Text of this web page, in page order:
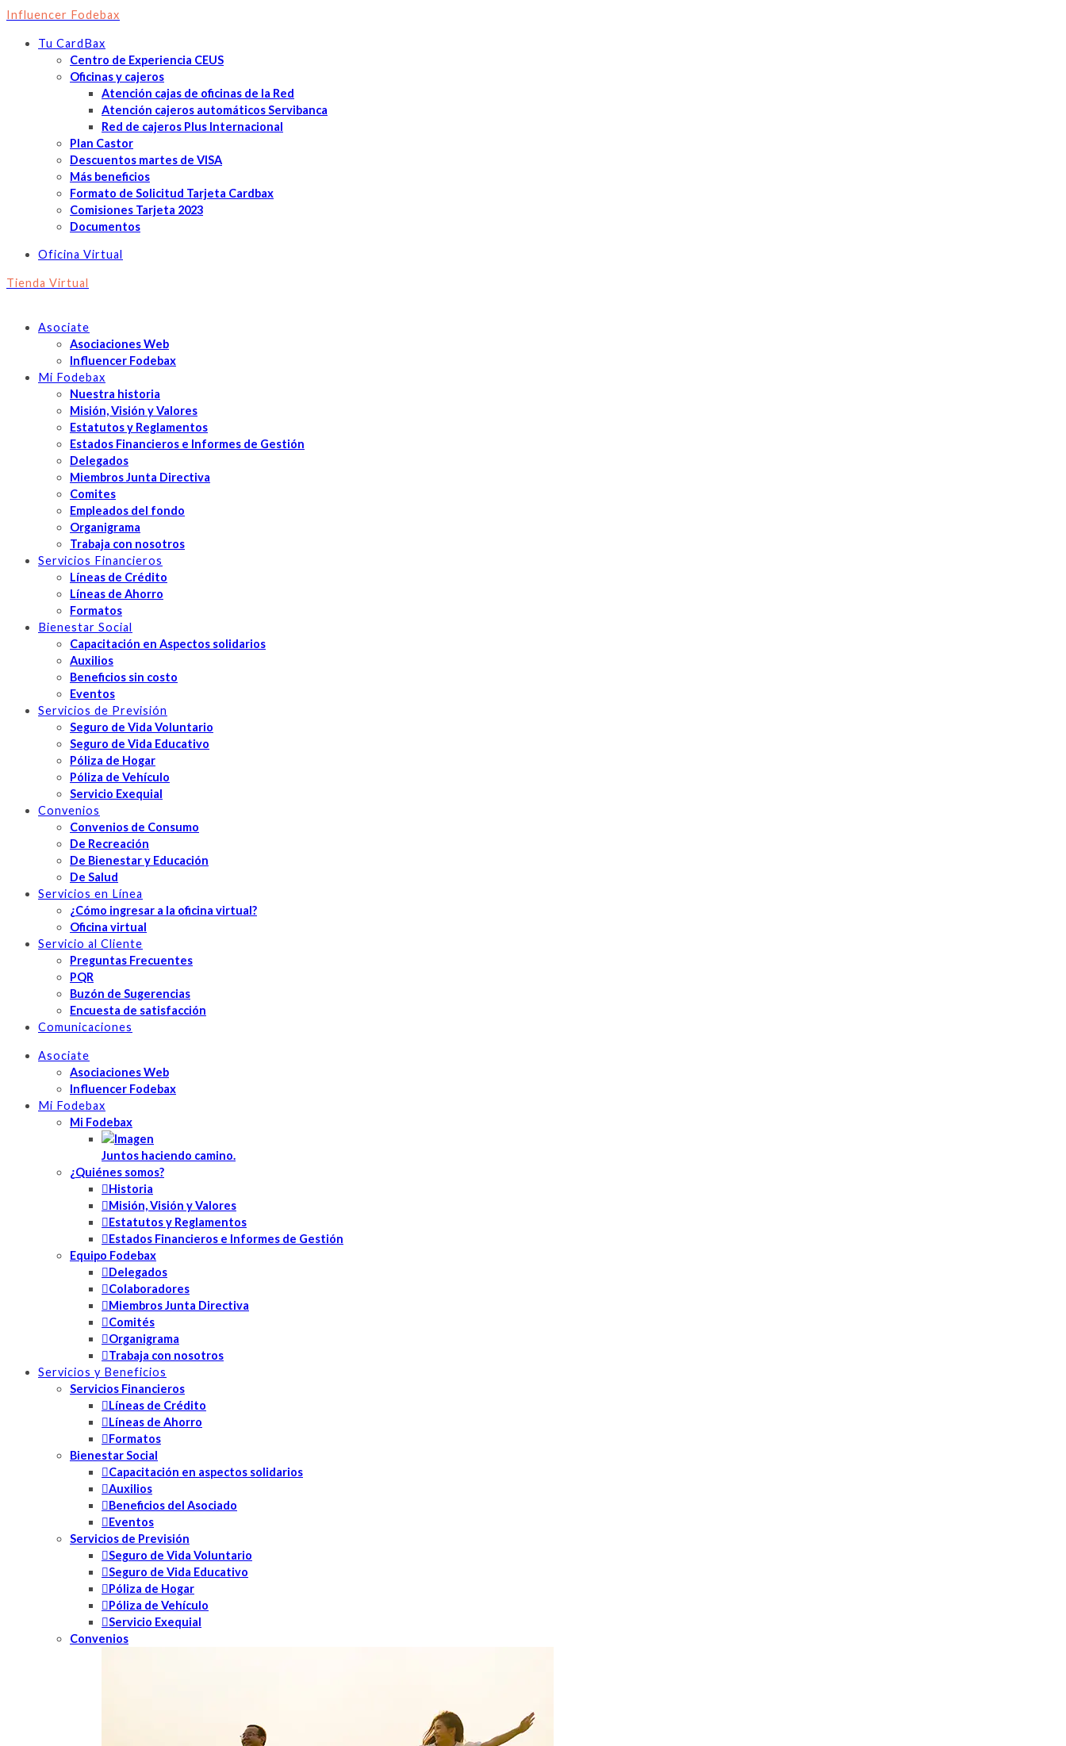
Influencer Fodebax
Tu CardBax
Centro de Experiencia CEUS
Oficinas y cajeros
Atención cajas de oficinas de la Red
Atención cajeros automáticos Servibanca
Red de cajeros Plus Internacional
Plan Castor
Descuentos martes de VISA
Más beneficios
Formato de Solicitud Tarjeta Cardbax
Comisiones Tarjeta 2023
Documentos
Oficina Virtual
Tienda Virtual
Asociate
Asociaciones Web
Influencer Fodebax
Mi Fodebax
Nuestra historia
Misión, Visión y Valores
Estatutos y Reglamentos
Estados Financieros e Informes de Gestión
Delegados
Miembros Junta Directiva
Comites
Empleados del fondo
Organigrama
Trabaja con nosotros
Servicios Financieros
Líneas de Crédito
Líneas de Ahorro
Formatos
Bienestar Social
Capacitación en Aspectos solidarios
Auxilios
Beneficios sin costo
Eventos
Servicios de Previsión
Seguro de Vida Voluntario
Seguro de Vida Educativo
Póliza de Hogar
Póliza de Vehículo
Servicio Exequial
Convenios
Convenios de Consumo
De Recreación
De Bienestar y Educación
De Salud
Servicios en Línea
¿Cómo ingresar a la oficina virtual?
Oficina virtual
Servicio al Cliente
Preguntas Frecuentes
PQR
Buzón de Sugerencias
Encuesta de satisfacción
Comunicaciones
Asociate
Asociaciones Web
Influencer Fodebax
Mi Fodebax
Mi Fodebax
Juntos haciendo camino.
¿Quiénes somos?
Historia
Misión, Visión y Valores
Estatutos y Reglamentos
Estados Financieros e Informes de Gestión
Equipo Fodebax
Delegados
Colaboradores
Miembros Junta Directiva
Comités
Organigrama
Trabaja con nosotros
Servicios y Beneficios
Servicios Financieros
Líneas de Crédito
Líneas de Ahorro
Formatos
Bienestar Social
Capacitación en aspectos solidarios
Auxilios
Beneficios del Asociado
Eventos
Servicios de Previsión
Seguro de Vida Voluntario
Seguro de Vida Educativo
Póliza de Hogar
Póliza de Vehículo
Servicio Exequial
Convenios